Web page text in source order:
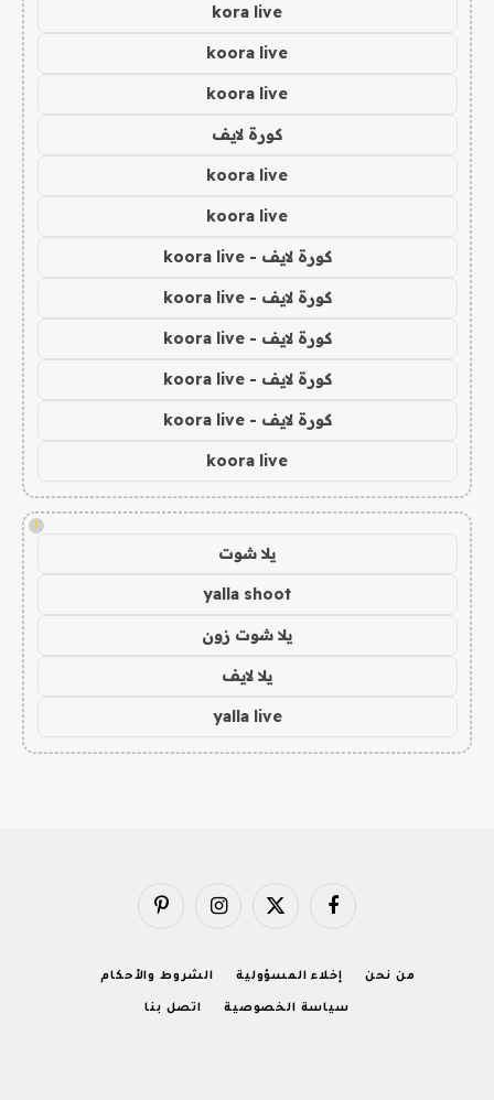
kora live
koora live
koora live
كورة لايف
koora live
koora live
كورة لايف - koora live
كورة لايف - koora live
كورة لايف - koora live
كورة لايف - koora live
كورة لايف - koora live
koora live
!
يلا شوت
yalla shoot
يلا شوت زون
يلا لايف
yalla live
فيسبوك X
الانستغرامبينتيريست
من نحن إخلاء المسؤولية الشروط والأحكام
سياسة الخصوصية اتصل بنا